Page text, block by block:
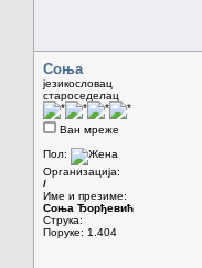
Соња
језикословац
староседелац
Ван мреже
Пол:
Организација:
/
Име и презиме:
Соња Ђорђевић
Струка:
Поруке: 1.404